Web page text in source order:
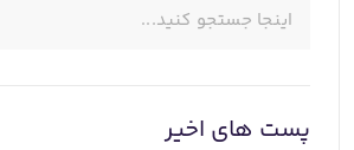
پست های اخیر